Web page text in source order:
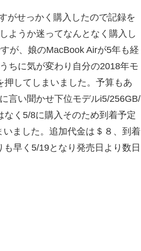
がせっかく購入したので記録を
ようか迷ってなんとなく購入し
が、娘のMacBook Airが5年も経
ちに気が変わり自分の2018年モ
してしまいました。予算もあ
言い聞かせ下位モデルi5/256GB/
く5/8に購入そのため到着予定
ました。追加代金は＄８、到着
早く5/19となり発売日より数日